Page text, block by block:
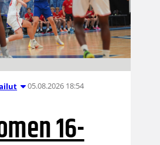
05.08.2026 18:54
16-